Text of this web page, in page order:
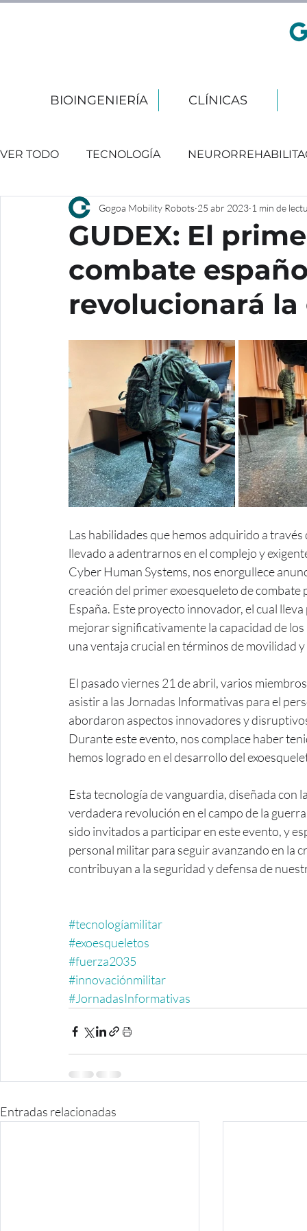
BIOINGENIERÍA CLÍNICAS
VER TODO TECNOLOGÍA
EVENTOS
GUDEX: El
combate
revolucionará
Gogoa Mobility Robots 25 abr 2023 1 min de
Las habilidades que hemos adquirido a
llevado a adentrarnos en el complejo y
Cyber Human Systems, nos enorgullece
creación del primer exoesqueleto de
España. Este proyecto innovador, el cual
mejorar significativamente la capacidad de
una ventaja crucial en términos de movilidad
El pasado viernes 21 de abril, varios
asistir a las Jornadas Informativas para el
abordaron aspectos innovadores y
Durante este evento, nos complace haber
hemos logrado en el desarrollo del
Esta tecnología de vanguardia, diseñada con
verdadera revolución en el campo de la
sido invitados a participar en este evento, y
personal militar para seguir avanzando en la
contribuyan a la seguridad y defensa de
#tecnologíamilitar
#exoesqueletos
#fuerza2035
#innovaciónmilitar
#JornadasInformativas
Entradas relacionadas